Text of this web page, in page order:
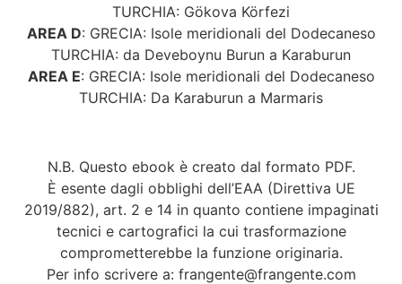
TURCHIA: Gökova Körfezi
AREA D: GRECIA: Isole meridionali del Dodecaneso
TURCHIA: da Deveboynu Burun a Karaburun
AREA E: GRECIA: Isole meridionali del Dodecaneso
TURCHIA: Da Karaburun a Marmaris
N.B. Questo ebook è creato dal formato PDF.
È esente dagli obblighi dell’EAA (Direttiva UE
2019/882), art. 2 e 14 in quanto contiene impaginati
tecnici e cartografici la cui trasformazione
comprometterebbe la funzione originaria.
Per info scrivere a: frangente@frangente.com